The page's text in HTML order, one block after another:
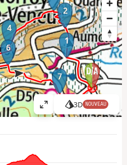
1
2
4
6
7
A
ff
e
3D NOUVEAU